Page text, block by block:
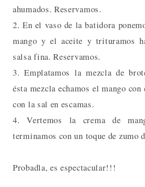
ahumados. Reservamos.
2. En el vaso de la batidora
mango y el aceite y trituramos
salsa fina. Reservamos.
3. Emplatamos la mezcla de
ésta mezcla echamos el mango
con la sal en escamas.
4. Vertemos la crema de
terminamos con un toque de zumo
Probadla, es espectacular!!!